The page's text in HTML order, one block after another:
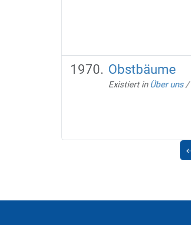
Obstbäume
Existiert in Über uns /